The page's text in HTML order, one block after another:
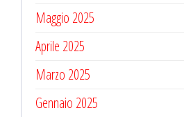
Maggio 2025
Aprile 2025
Marzo 2025
Gennaio 2025